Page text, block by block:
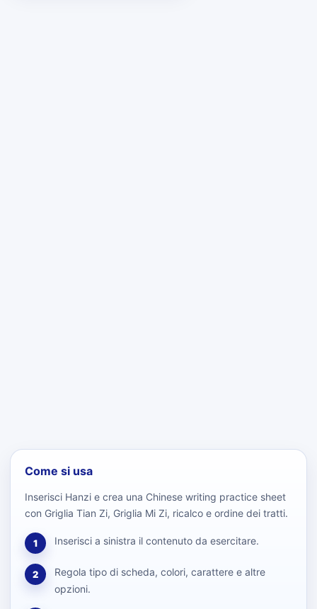
Come si usa
Inserisci Hanzi e crea una Chinese writing practice sheet
con Griglia Tian Zi, Griglia Mi Zi, ricalco e ordine dei tratti.
1 Inserisci a sinistra il contenuto da esercitare.
2
Regola tipo di scheda, colori, carattere e altre
opzioni.